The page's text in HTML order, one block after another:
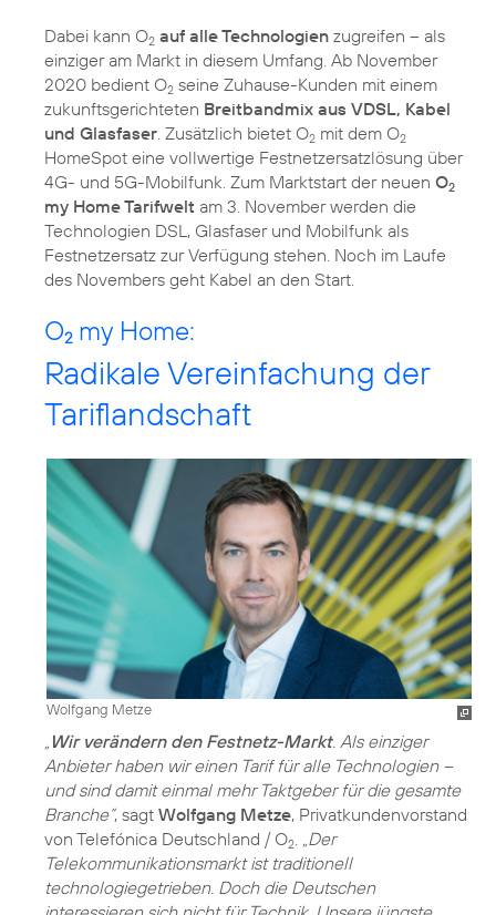
Dabei kann O2 auf alle Technologien zugreifen – als
einziger am Markt in diesem Umfang. Ab November
2020 bedient O2 seine Zuhause-Kunden mit einem
zukunftsgerichteten Breitbandmix aus VDSL, Kabel
und Glasfaser. Zusätzlich bietet O2 mit dem O2
HomeSpot eine vollwertige Festnetzersatzlösung über
4G- und 5G-Mobilfunk. Zum Marktstart der neuen O2
my Home Tarifwelt am 3. November werden die
Technologien DSL, Glasfaser und Mobilfunk als
Festnetzersatz zur Verfügung stehen. Noch im Laufe
des Novembers geht Kabel an den Start.
O2 my Home:
Radikale Vereinfachung der
Tariflandschaft
Wolfgang Metze
Wir verändern den Festnetz-Markt. Als einziger
Anbieter haben wir einen Tarif für alle Technologien –
und sind damit einmal mehr Taktgeber für die gesamte
Branche“, sagt Wolfgang Metze, Privatkundenvorstand
von Telefónica Deutschland / O2
„Der
Telekommunikationsmarkt ist traditionell
technologiegetrieben. Doch die Deutschen